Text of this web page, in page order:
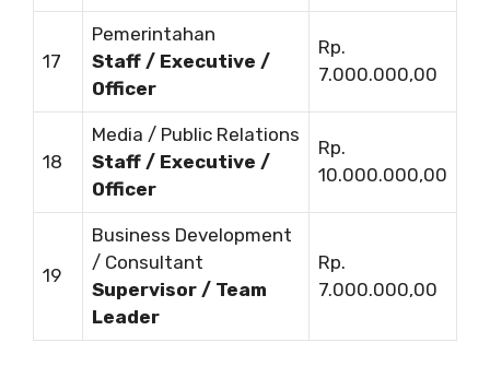
17
Pemerintahan
Staff / Executive /
Officer
Rp.
7.000.000,00
18
Media / Public Relations
Staff / Executive /
Officer
Rp.
10.000.000,00
19
Business Development
/ Consultant
Supervisor / Team
Leader
Rp.
7.000.000,00